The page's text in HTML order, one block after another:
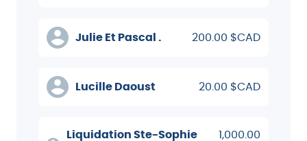
Julie Et Pascal . 200.00 $CAD
Lucille Daoust 20.00 $CAD
Liquidation Ste-Sophie
1,000.00